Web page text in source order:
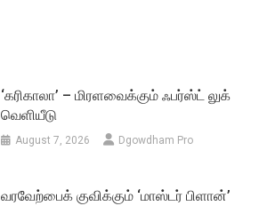
‘கரிகாலா’ – மிரளவைக்கும் ஃபர்ஸ்ட் லுக்
வெளியீடு
August 7, 2026 Dgowdham Pro
வரவேற்பைக் குவிக்கும் ‘மாஸ்டர் பிளான்’